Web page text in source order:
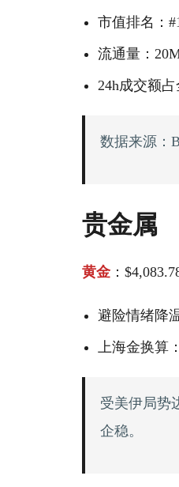
市值排名：
流通量：
24h成交额
数据来源：
贵金属
黄金 ：
避险情绪降
上海金换算
受美伊局势
企稳。